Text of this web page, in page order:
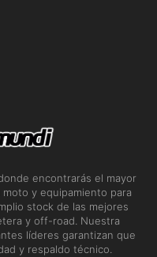
encontrarás el mayor
y equipamiento para
stock de las mejores
y off-road. Nuestra
líderes garantizan que
y respaldo técnico.